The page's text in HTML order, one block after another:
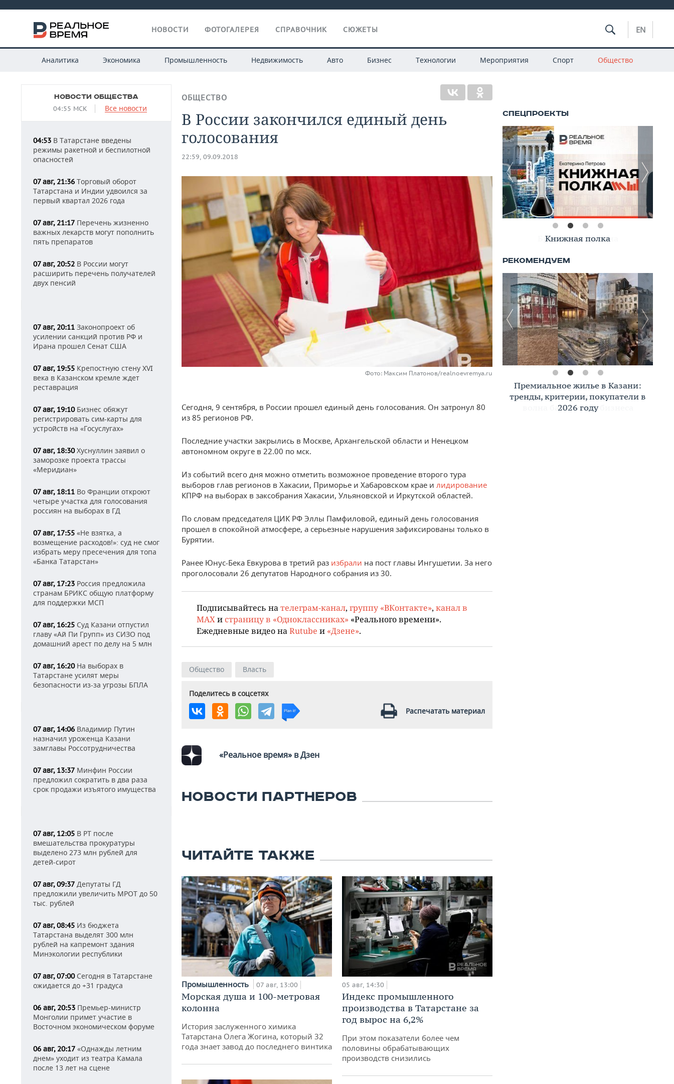
НОВОСТИ ФОТОГАЛЕРЕЯ СПРАВОЧНИК СЮЖЕТЫ EN
Аналитика Экономика Промышленность Недвижимость Авто Бизнес Технологии Мероприятия Спорт Общество
НОВОСТИ ОБЩЕСТВА
04:55 МСК Все новости
04:53 В Татарстане введены
режимы ракетной и беспилотной
опасностей
07 авг, 21:36 Торговый оборот
Татарстана и Индии удвоился за
первый квартал 2026 года
07 авг, 21:17 Перечень жизненно
важных лекарств могут пополнить
пять препаратов
07 авг, 20:52 В России могут
расширить перечень получателей
двух пенсий
07 авг, 20:11 Законопроект об
усилении санкций против РФ и
Ирана прошел Сенат США
07 авг, 19:55 Крепостную стену XVI
века в Казанском кремле ждет
реставрация
07 авг, 19:10Бизнес обяжут
регистрировать сим-карты для
устройств на «Госуслугах»
07 авг, 18:30Хуснуллин заявил о
заморозке проекта трассы
«Меридиан»
07 авг, 18:11 Во Франции откроют
четыре участка для голосования
россиян на выборах в ГД
07 авг, 17:55 «Не взятка, а
возмещение расходов!»: суд не смог
избрать меру пресечения для топа
«Банка Татарстан»
07 авг, 17:23 Россия предложила
странам БРИКС общую платформу
для поддержки МСП
07 авг, 16:25 Суд Казани отпустил
главу «Ай Пи Групп» из СИЗО под
домашний арест по делу на 5 млн
07 авг, 16:20На выборах в
Татарстане усилят меры
безопасности из-за угрозы БПЛА
07 авг, 14:06 Владимир Путин
назначил уроженца Казани
замглавы Россотрудничества
07 авг, 13:37 Минфин России
предложил сократить в два раза
срок продажи изъятого имущества
07 авг, 12:05 В РТ после
вмешательства прокуратуры
выделено 273 млн рублей для
детей-сирот
07 авг, 09:37 Депутаты ГД
предложили увеличить МРОТ до 50
тыс. рублей
07 авг, 08:45 Из бюджета
Татарстана выделят 300 млн
рублей на капремонт здания
Минэкологии республики
07 авг, 07:00Сегодня в Татарстане
ожидается до +31 градуса
06 авг, 20:53 Премьер-министр
Монголии примет участие в
Восточном экономическом форуме
06 авг, 20:17 «Однажды летним
днем» уходит из театра Камала
после 13 лет на сцене
ОБЩЕСТВО
В России закончился единый день
голосования
22:59, 09.09.2018
Фото: Максим Платонов/realnoevremya.ru
Сегодня, 9 сентября, в России прошел единый день голосования. Он затронул 80
из 85 регионов РФ.
Последние участки закрылись в Москве, Архангельской области и Ненецком
автономном округе в 22.00 по мск.
Из событий всего дня можно отметить возможное проведение второго тура
выборов глав регионов в Хакасии, Приморье и Хабаровском крае и лидирование
КПРФ на выборах в заксобрания Хакасии, Ульяновской и Иркутской областей.
По словам председателя ЦИК РФ Эллы Памфиловой, единый день голосования
прошел в спокойной атмосфере, а серьезные нарушения зафиксированы только в
Бурятии.
Ранее Юнус-Бека Евкурова в третий раз избрали на пост главы Ингушетии. За него
проголосовали 26 депутатов Народного собрания из 30.
Подписывайтесь нателеграм-канал, группу «ВКонтакте», канал в
MAXи страницу в «Одноклассниках» «Реального времени».
Ежедневные видео наRutube и «Дзене».
Общество Власть
Поделитесь в соцсетях
Распечатать материал
«Реальное время» в Дзен
НОВОСТИ ПАРТНЕРОВ
ЧИТАЙТЕ ТАКЖЕ
Промышленность 07 авг, 13:00
Морская душа и 100-метровая
колонна
История заслуженного химика
Татарстана Олега Жогина, который 32
года знает завод до последнего винтика
05 авг, 14:30
Индекс промышленного
производства в Татарстане за
год вырос на 6,2%
При этом показатели более чем
половины обрабатывающих
производств снизились
Книжная полка
Премиальное жилье в Казани:
тренды, критерии, покупатели в
2026 году